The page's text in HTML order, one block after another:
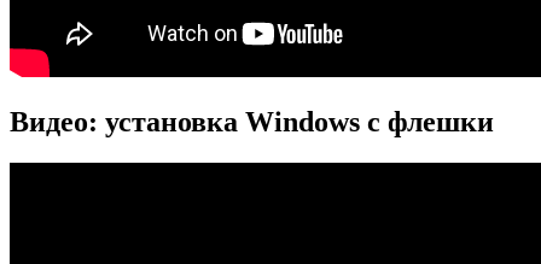
Видео: установка Windows с флешки